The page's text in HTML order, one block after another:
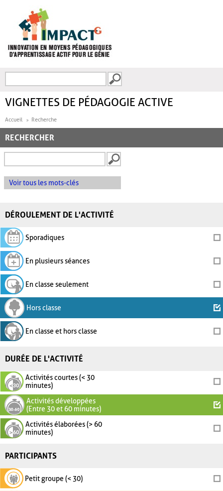
FORMULAIRE DE
VIGNETTES DE PÉDAGOGIE ACTIVE
Accueil Recherche
RECHERCHER
Voir tous les mots-clés
DÉROULEMENT DE L'ACTIVITÉ
Sporadiques
En plusieurs séances
En classe seulement
Hors classe
En classe et hors classe
DURÉE DE L'ACTIVITÉ
Activités courtes (< 30
minutes)
Activités développées
(Entre 30 et 60 minutes)
Activités élaborées (> 60
minutes)
PARTICIPANTS
Petit groupe (< 30)